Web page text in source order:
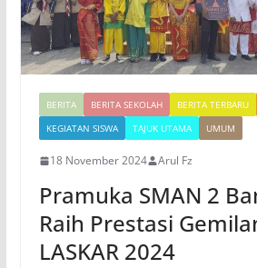
BERITA BERITA SEKOLAH BERITA TERBARU
KEGIATAN SISWA
TAJUK UTAMA UMUM
18 November 2024 Arul Fz
Pramuka SMAN 2
Raih Prestasi
LASKAR 2024